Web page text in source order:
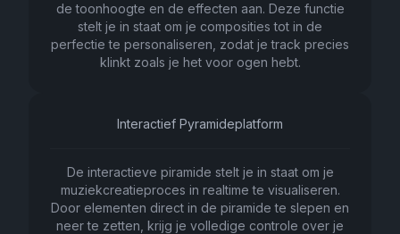
de toonhoogte en de effecten aan. Deze functie
stelt je in staat om je composities tot in de
perfectie te personaliseren, zodat je track precies
klinkt zoals je het voor ogen hebt.
Interactief Pyramideplatform
De interactieve piramide stelt je in staat om je
muziekcreatieproces in realtime te visualiseren.
Door elementen direct in de piramide te slepen en
neer te zetten, krijg je volledige controle over je